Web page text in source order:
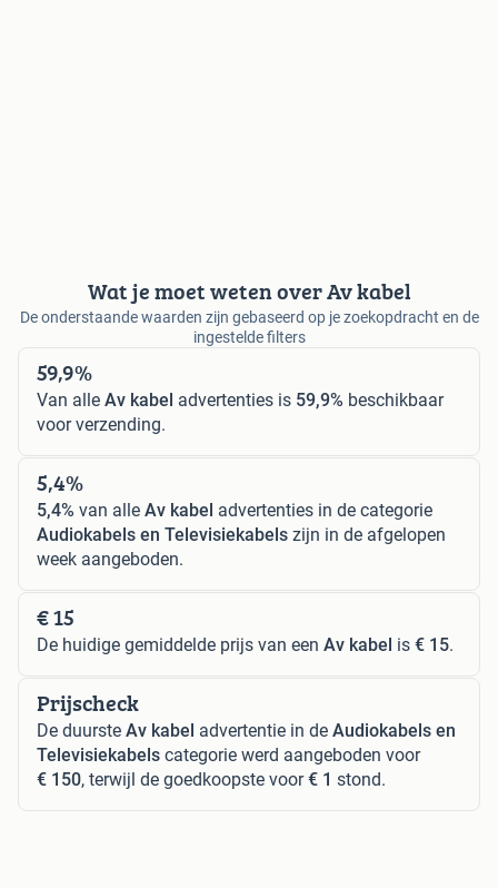
Wat je moet weten over Av kabel
De onderstaande waarden zijn gebaseerd op je zoekopdracht en de
ingestelde filters
59,9%
Van alle Av kabel advertenties is 59,9% beschikbaar
voor verzending.
5,4%
5,4% van alle Av kabel advertenties in de categorie
Audiokabels en Televisiekabels zijn in de afgelopen
week aangeboden.
€ 15
De huidige gemiddelde prijs van een Av kabel is € 15.
Prijscheck
De duurste Av kabel advertentie in de Audiokabels en
Televisiekabels categorie werd aangeboden voor
€ 150, terwijl de goedkoopste voor€ 1 stond.